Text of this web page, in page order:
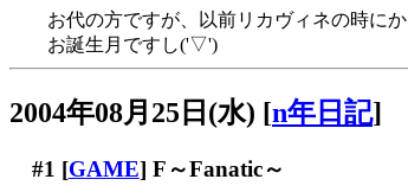
お代の方ですが、以前リカヴィネの時に
お誕生月ですし('▽')
2004年08月25日(水) [n年日記]
#1 [GAME] F～Fanatic～